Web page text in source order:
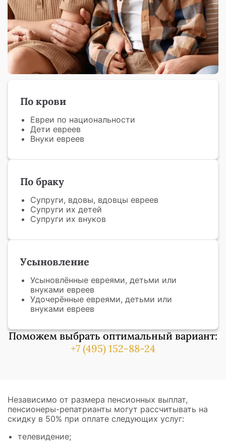
По крови
Евреи по национальности
Дети евреев
Внуки евреев
По браку
Супруги, вдовы, вдовцы евреев
Супруги их детей
Супруги их внуков
Усыновление
Усыновлённые евреями, детьми или
внуками евреев
Удочерённые евреями, детьми или
внуками евреев
Поможем выбрать оптимальный вариант:
+7 (495) 152-88-24
Независимо от размера пенсионных выплат,
пенсионеры-репатрианты могут рассчитывать на
скидку в 50% при оплате следующих услуг:
телевидение;